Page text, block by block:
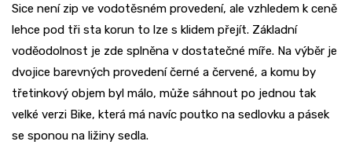
Sice není zip ve vodotěsném provedení, ale vzhledem k ceně
lehce pod tři sta korun to lze s klidem přejít. Základní
voděodolnost je zde splněna v dostatečné míře. Na výběr je
dvojice barevných provedení černé a červené, a komu by
třetinkový objem byl málo, může sáhnout po jednou tak
velké verzi Bike, která má navíc poutko na sedlovku a pásek
se sponou na ližiny sedla.